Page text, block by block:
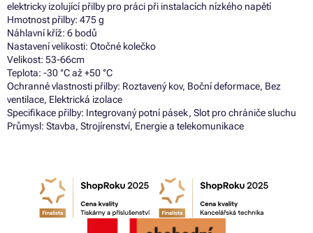
elektricky izolující přilby pro práci při instalacích nízkého napětí
Hmotnost přilby: 475 g
Náhlavní kříž: 6 bodů
Nastavení velikosti: Otočné kolečko
Velikost: 53-66cm
Teplota: -30 °C až +50 °C
Ochranné vlastnosti přilby: Roztavený kov, Boční deformace, Bez
ventilace, Elektrická izolace
Specifikace přilby: Integrovaný potní pásek, Slot pro chrániče sluchu
Průmysl: Stavba, Strojírenství, Energie a telekomunikace